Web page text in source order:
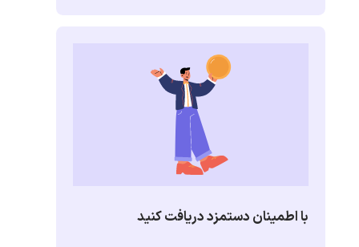
با اطمینان دستمزد دریافت کنید